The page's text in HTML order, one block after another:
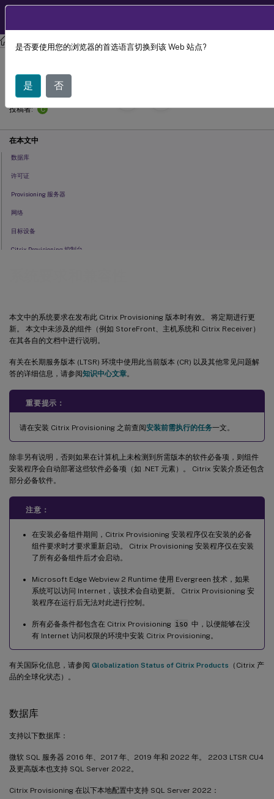
Citrix Provisioning Citrix Provisioning 2407
本文中的系统要求在发布此 Citrix Provisioning 版本时有效。 将定期进行更
新。 本文中未涉及的组件（例如 StoreFront、主机系统和 Citrix Receiver）
在其各自的文档中进行说明。
有关在长期服务版本 (LTSR) 环境中使用此当前版本 (CR) 以及其他常见问题解
答的详细信息，请参阅知识中心文章。
重要提示：
请在安装 Citrix Provisioning 之前查阅安装前需执行的任务一文。
除非另有说明，否则如果在计算机上未检测到所需版本的软件必备项，则组件
安装程序会自动部署这些软件必备项（如 .NET 元素）。 Citrix 安装介质还包含
部分必备软件。
注意：
在安装必备组件期间，Citrix Provisioning 安装程序仅在安装的必备
组件要求时才要求重新启动。 Citrix Provisioning 安装程序仅在安装
了所有必备组件后才会启动。
Microsoft Edge Webview 2 Runtime 使用 Evergreen 技术，如果
系统可以访问 Internet，该技术会自动更新。 Citrix Provisioning 安
装程序在运行后无法对此进行控制。
所有必备条件都包含在 Citrix Provisioning iso 中，以便能够在没
有 Internet 访问权限的环境中安装 Citrix Provisioning。
有关国际化信息，请参阅 Globalization Status of Citrix Products （Citrix 产
品的全球化状态）。
数据库
支持以下数据库：
微软 SQL 服务器 2016 年、2017 年、2019 年和 2022 年。 2203 LTSR CU4
及更高版本也支持 SQL Server 2022。
Citrix Provisioning 在以下本地配置中支持 SQL Server 2022：
系统要求和兼容性
October 15,
2024
投稿者:
C
在本文中
数据库
许可证
Provisioning 服务器
网络
目标设备
Citrix Provisioning 控制台
虚拟磁盘更新管理的 ESD 服务器要求
虚拟机管理程序
是否要使用您的浏览器的首选语言切换到该 Web 站点?
是 否